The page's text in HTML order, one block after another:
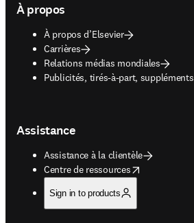
À propos
À propos d’Elsevier
Carrières
Relations médias mondiales
Publicités, tirés-à-part, suppléments
opens in new tab/window
Assistance
Assistance à la clientèle
Centre de ressources
opens in new tab/window
Sign in to products